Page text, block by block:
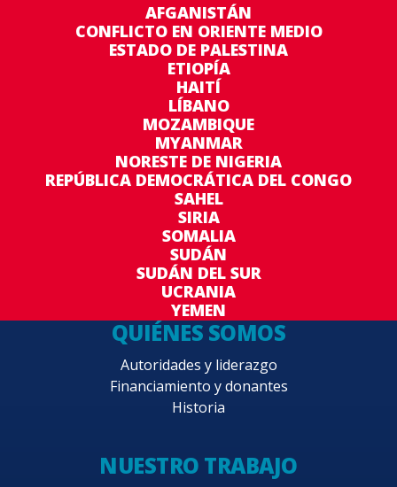
AFGANISTÁN
CONFLICTO EN ORIENTE MEDIO
ESTADO DE PALESTINA
ETIOPÍA
HAITÍ
LÍBANO
MOZAMBIQUE
MYANMAR
NORESTE DE NIGERIA
REPÚBLICA DEMOCRÁTICA DEL CONGO
SAHEL
SIRIA
SOMALIA
SUDÁN
SUDÁN DEL SUR
UCRANIA
YEMEN
QUIÉNES SOMOS
Autoridades y liderazgo
Financiamiento y donantes
Historia
NUESTRO TRABAJO